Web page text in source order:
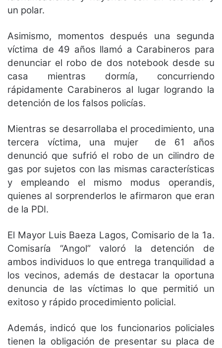
un polar.
Asimismo, momentos después una segunda
víctima de 49 años llamó a Carabineros para
denunciar el robo de dos notebook desde su
casa mientras dormía, concurriendo
rápidamente Carabineros al lugar logrando la
detención de los falsos policías.
Mientras se desarrollaba el procedimiento, una
tercera víctima, una mujer de 61 años
denunció que sufrió el robo de un cilindro de
gas por sujetos con las mismas características
y empleando el mismo modus operandis,
quienes al sorprenderlos le afirmaron que eran
de la PDI.
El Mayor Luis Baeza Lagos, Comisario de la 1a.
Comisaría “Angol” valoró la detención de
ambos individuos lo que entrega tranquilidad a
los vecinos, además de destacar la oportuna
denuncia de las víctimas lo que permitió un
exitoso y rápido procedimiento policial.
Además, indicó que los funcionarios policiales
tienen la obligación de presentar su placa de